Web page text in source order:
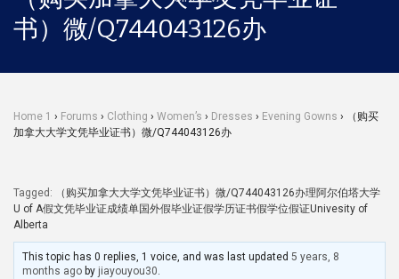
书）微/Q744043126办
Home 1 › Forums › Clothing › Women’s › Dresses › Evening Gowns ›
（购买
加拿大大学文凭毕业证书）微/Q744043126办
Tagged:
（购买加拿大大学文凭毕业证书）微/Q744043126办理阿尔伯塔大学
U of A假文凭毕业证成绩单国外假毕业证假学历证书假学位假证Univesity of
Alberta
This topic has 0 replies, 1 voice, and was last updated5 years, 8
months ago by jiayouyou30.